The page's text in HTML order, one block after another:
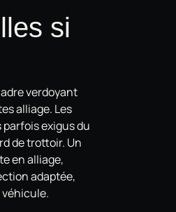
si
verdoyant
alliage. Les
exigus du
de trottoir. Un
en alliage,
adaptée,